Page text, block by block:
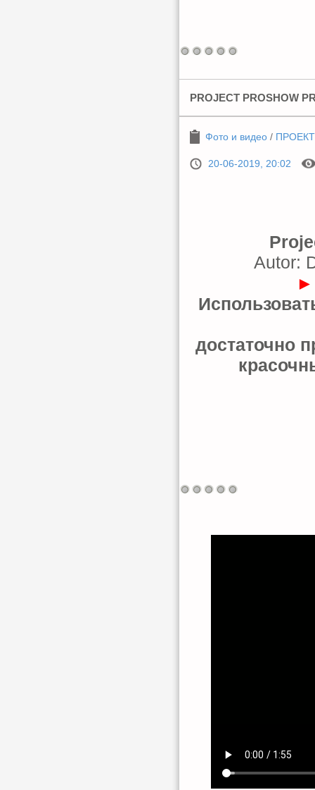
PROJECT PROSHOW
Фото и видео /
20-06-2019, 20:02
Autor:
►
достаточно